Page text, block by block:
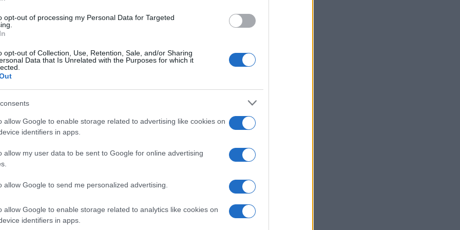
opt-out of processing my Personal Data for Targeted
opt-out of Collection, Use, Retention, Sale, and/or Sharing
Data that Is Unrelated with the Purposes for which it
allow Google to enable storage related to advertising like cookies on
identifiers in apps.
allow my user data to be sent to Google for online advertising
allow Google to send me personalized advertising.
allow Google to enable storage related to analytics like cookies on
identifiers in apps.
26 Maggio 2025, 14:30
credito al consumo continua la
crescita
diEnrico Foscarini
7 Aprile 2025, 15:00
4.1k
accade ai mutui casa